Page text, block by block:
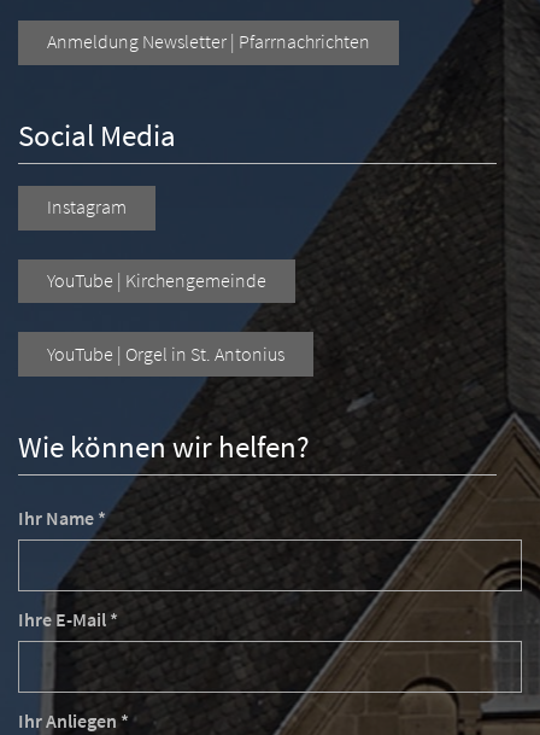
Wie können wir helfen?
Ihr Name *
Ihre E-Mail *
Ihr Anliegen *
Anmeldung Newsletter | Pfarrnachrichten
Social Media
Instagram
YouTube | Kirchengemeinde
YouTube | Orgel in St. Antonius